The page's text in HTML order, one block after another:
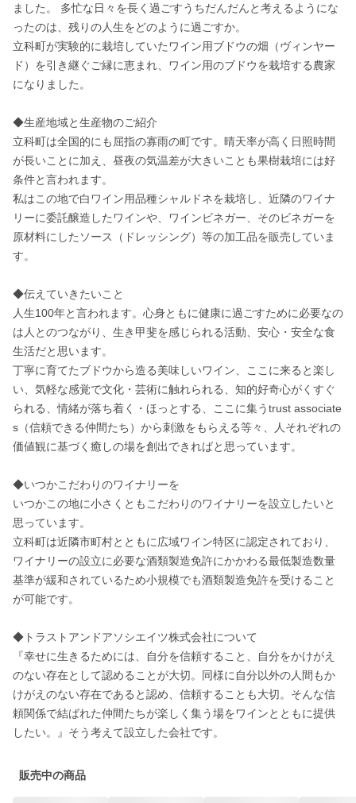
ました。 多忙な日々を長く過ごすうちだんだんと考えるようにな
ったのは、残りの人生をどのように過ごすか。
立科町が実験的に栽培していたワイン用ブドウの畑（ヴィンヤー
ド）を引き継ぐご縁に恵まれ、ワイン用のブドウを栽培する農家
になりました。
◆生産地域と生産物のご紹介
立科町は全国的にも屈指の寡雨の町です。晴天率が高く日照時間
が長いことに加え、昼夜の気温差が大きいことも果樹栽培には好
条件と言われます。
私はこの地で白ワイン用品種シャルドネを栽培し、近隣のワイナ
リーに委託醸造したワインや、ワインビネガー、そのビネガーを
原材料にしたソース（ドレッシング）等の加工品を販売していま
す。
◆伝えていきたいこと
人生100年と言われます。心身ともに健康に過ごすために必要なの
は人とのつながり、生き甲斐を感じられる活動、安心・安全な食
生活だと思います。
丁寧に育てたブドウから造る美味しいワイン、ここに来ると楽し
い、気軽な感覚で文化・芸術に触れられる、知的好奇心がくすぐ
られる、情緒が落ち着く・ほっとする、ここに集うtrust associate
s（信頼できる仲間たち）から刺激をもらえる等々、人それぞれの
価値観に基づく癒しの場を創出できればと思っています。
◆いつかこだわりのワイナリーを
いつかこの地に小さくともこだわりのワイナリーを設立したいと
思っています。
立科町は近隣市町村とともに広域ワイン特区に認定されており、
ワイナリーの設立に必要な酒類製造免許にかかわる最低製造数量
基準が緩和されているため小規模でも酒類製造免許を受けること
が可能です。
◆トラストアンドアソシエイツ株式会社について
『幸せに生きるためには、自分を信頼すること、自分をかけがえ
のない存在として認めることが大切。同様に自分以外の人間もか
けがえのない存在であると認め、信頼することも大切。そんな信
頼関係で結ばれた仲間たちが楽しく集う場をワインとともに提供
したい。』そう考えて設立した会社です。
販売中の商品